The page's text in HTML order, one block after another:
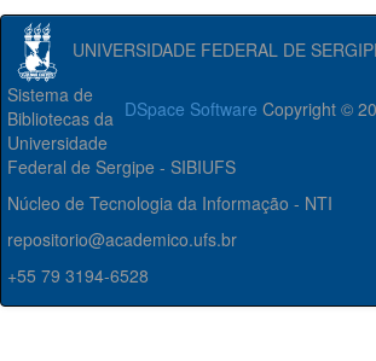
UNIVERSIDADE FEDERAL DE
DSpace Software Copyright ©
Sistema de
Bibliotecas da
Universidade
Federal de Sergipe - SIBIUFS
Núcleo de Tecnologia da Informação - NTI
repositorio@academico.ufs.br
+55 79 3194-6528